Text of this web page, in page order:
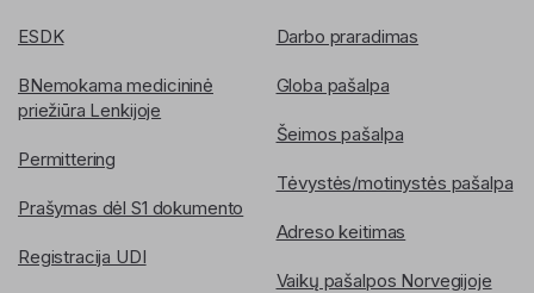
ESDK
BNemokama medicininė
priežiūra Lenkijoje
Permittering
Prašymas dėl S1 dokumento
Registracija UDI
Darbo praradimas
Globa pašalpa
Šeimos pašalpa
Tėvystės/motinystės pašalpa
Adreso keitimas
Vaikų pašalpos Norvegijoje